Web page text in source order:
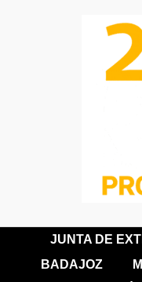
JUNTA DE
BADAJOZ